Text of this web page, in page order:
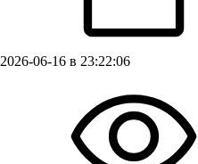
2026-06-16 в 23:22:06